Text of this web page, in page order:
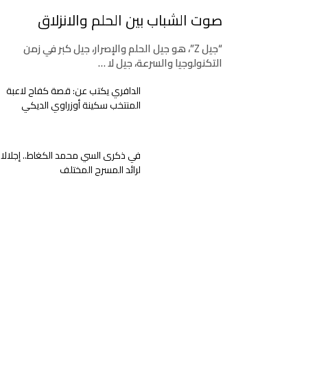
صوت الشباب بين الحلم والانزلاق
“جيل Z”، هو جيل الحلم والإصرار، جيل كبر في زمن
التكنولوجيا والسرعة، جيل لا …
الدافري يكتب عن: قصة كفاح لاعبة
المنتخب سكينة أوزراوي الديكي
في ذكرى السي محمد الكغاط.. إجلالا
لرائد المسرح المختلف